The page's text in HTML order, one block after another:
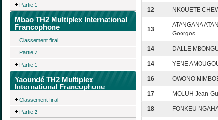
Partie 1
Mbao TH2 Multiplex International
Francophone
Classement final
Partie 2
Partie 1
Yaoundé TH2 Multiplex
International Francophone
Classement final
Partie 2
12 NKOUETE
13
ATANGANA
Georges
14 DALLE
14 YENE
16 OWONO
17 MOLUH Jean-
18 FONKEU